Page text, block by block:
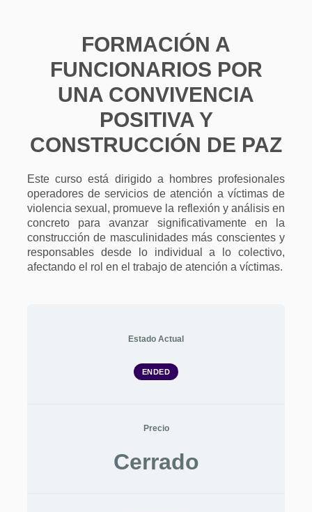
FORMACIÓN A
FUNCIONARIOS POR
UNA CONVIVENCIA
POSITIVA Y
CONSTRUCCIÓN DE PAZ
Este curso está dirigido a hombres profesionales
operadores de servicios de atención a víctimas de
violencia sexual, promueve la reflexión y análisis en
concreto para avanzar significativamente en la
construcción de masculinidades más conscientes y
responsables desde lo individual a lo colectivo,
afectando el rol en el trabajo de atención a víctimas.
Estado Actual
ENDED
Precio
Cerrado